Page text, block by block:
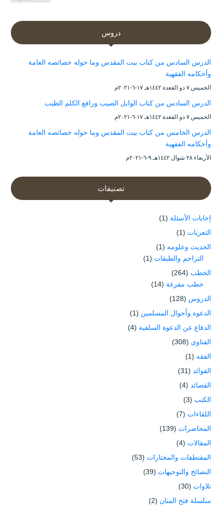
دروس
الدرس السادس من كتاب بيت المقدس وما حوله خصائصه العامة
وأحكامه الفقهية
الخميس ۷ ذو القعدة ۱٤٤۲هـ ۱۷-٦-۲۰۲۱م
الدرس السادس من كتاب الوابل الصيب ورافع الكلم الطيب
الخميس ۷ ذو القعدة ۱٤٤۲هـ ۱۷-٦-۲۰۲۱م
الدرس الخامس من كتاب بيت المقدس وما حوله خصائصه العامة
وأحكامه الفقهية
الأربعاء ۲۸ شوال ۱٤٤۲هـ ۹-٦-۲۰۲۱م
تصنيفات
إجابات الأسئلة (1)
التعزيات (1)
الحديث وعلومه (1)
التراجم والطبقات (1)
الخطب (264)
خطب مفرغة (14)
الدروس (128)
الدعوة وأحوال المسلمين (1)
الدفاع عن الدعوة السلفية (4)
الفتاوى (308)
الفقه (1)
الفوائد (31)
القصائد (4)
الكتب (3)
اللقاءات (7)
المحاضرات (139)
المقالات (4)
المقتطفات والمختارات (53)
النصائح والتوجيهات (39)
تلاوات (30)
سلسلة فتح المنان (2)